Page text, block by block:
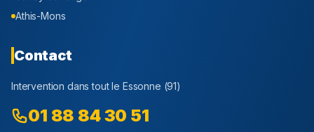
Athis-Mons
Contact
Intervention dans tout le Essonne (91)
01 88 84 30 51